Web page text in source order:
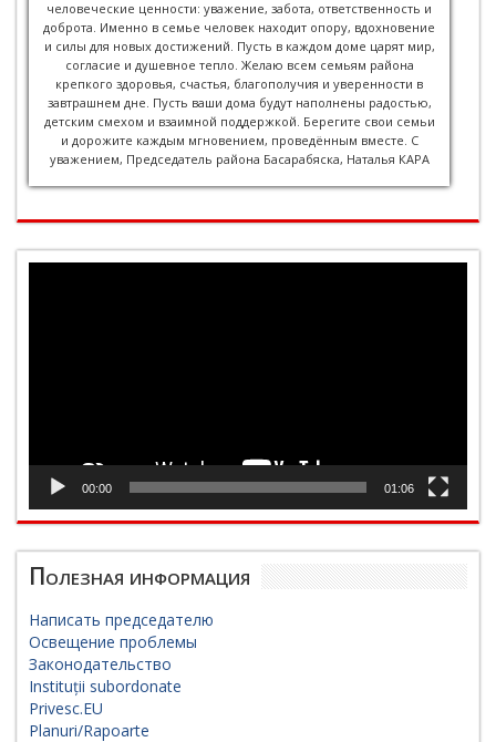
человеческие ценности: уважение, забота, ответственность и
доброта. Именно в семье человек находит опору, вдохновение
и силы для новых достижений. Пусть в каждом доме царят мир,
согласие и душевное тепло. Желаю всем семьям района
крепкого здоровья, счастья, благополучия и уверенности в
завтрашнем дне. Пусть ваши дома будут наполнены радостью,
детским смехом и взаимной поддержкой. Берегите свои семьи
и дорожите каждым мгновением, проведённым вместе. С
уважением, Председатель района Басарабяска, Наталья КАРА
00:00 01:06
Полезная информация
Написать председателю
Освещение проблемы
Законодательство
Instituții subordonate
Privesc.EU
Planuri/Rapoarte